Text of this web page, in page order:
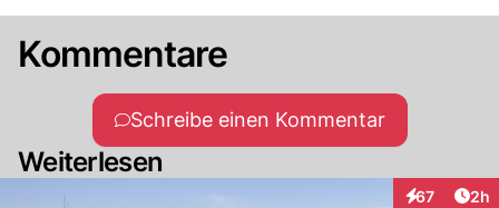
Kommentare
Schreibe einen Kommentar
Weiterlesen
67
Interaktionen
2h